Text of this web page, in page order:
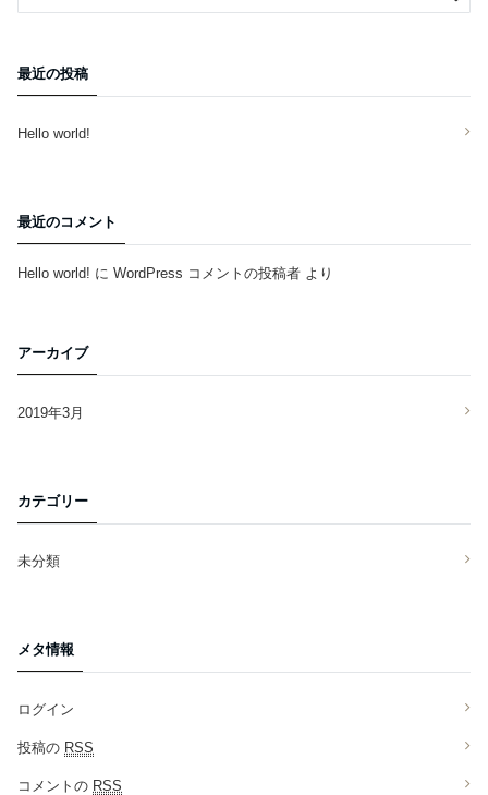
最近の投稿
Hello world!
最近のコメント
Hello world! に WordPress コメントの投稿者 より
アーカイブ
2019年3月
カテゴリー
未分類
メタ情報
ログイン
投稿の RSS
コメントの RSS